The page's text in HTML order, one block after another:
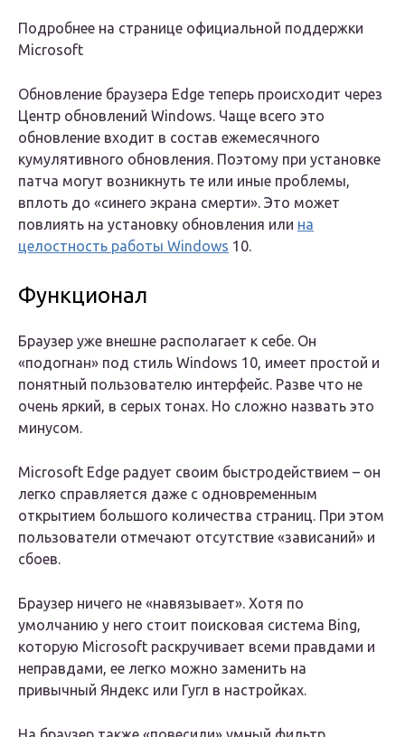
Подробнее на странице официальной поддержки
Microsoft
Обновление браузера Edge теперь происходит через
Центр обновлений Windows. Чаще всего это
обновление входит в состав ежемесячного
кумулятивного обновления. Поэтому при установке
патча могут возникнуть те или иные проблемы,
вплоть до «синего экрана смерти». Это может
повлиять на установку обновления или на
целостность работы Windows 10.
Функционал
Браузер уже внешне располагает к себе. Он
«подогнан» под стиль Windows 10, имеет простой и
понятный пользователю интерфейс. Разве что не
очень яркий, в серых тонах. Но сложно назвать это
минусом.
Microsoft Edge радует своим быстродействием – он
легко справляется даже с одновременным
открытием большого количества страниц. При этом
пользователи отмечают отсутствие «зависаний» и
сбоев.
Браузер ничего не «навязывает». Хотя по
умолчанию у него стоит поисковая система Bing,
которую Microsoft раскручивает всеми правдами и
неправдами, ее легко можно заменить на
привычный Яндекс или Гугл в настройках.